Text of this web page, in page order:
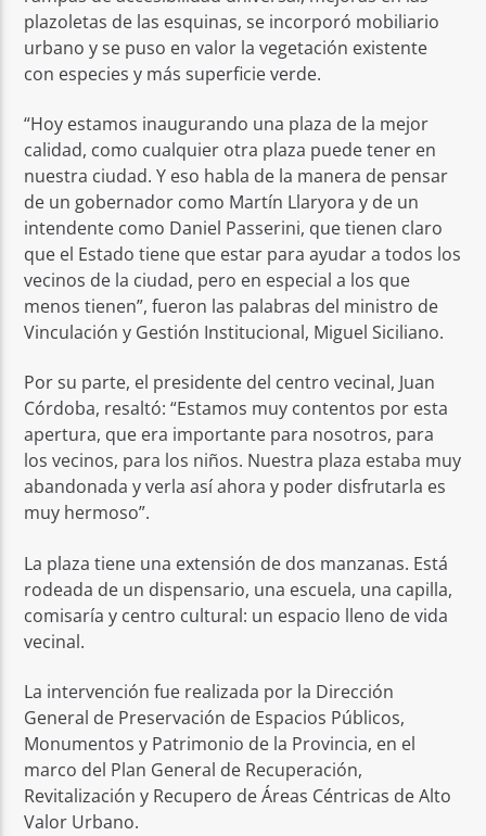
plazoletas de las esquinas, se incorporó mobiliario
urbano y se puso en valor la vegetación existente
con especies y más superficie verde.
“Hoy estamos inaugurando una plaza de la mejor
calidad, como cualquier otra plaza puede tener en
nuestra ciudad. Y eso habla de la manera de pensar
de un gobernador como Martín Llaryora y de un
intendente como Daniel Passerini, que tienen claro
que el Estado tiene que estar para ayudar a todos los
vecinos de la ciudad, pero en especial a los que
menos tienen”, fueron las palabras del ministro de
Vinculación y Gestión Institucional, Miguel Siciliano.
Por su parte, el presidente del centro vecinal, Juan
Córdoba, resaltó: “Estamos muy contentos por esta
apertura, que era importante para nosotros, para
los vecinos, para los niños. Nuestra plaza estaba muy
abandonada y verla así ahora y poder disfrutarla es
muy hermoso”.
La plaza tiene una extensión de dos manzanas. Está
rodeada de un dispensario, una escuela, una capilla,
comisaría y centro cultural: un espacio lleno de vida
vecinal.
La intervención fue realizada por la Dirección
General de Preservación de Espacios Públicos,
Monumentos y Patrimonio de la Provincia, en el
marco del Plan General de Recuperación,
Revitalización y Recupero de Áreas Céntricas de Alto
Valor Urbano.